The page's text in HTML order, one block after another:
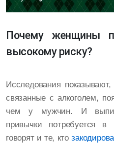
Почему женщины
высокому риску?
Исследования
связанные с алкоголем,
чем у мужчин. И
привычки потребуется
говорят и те, кто